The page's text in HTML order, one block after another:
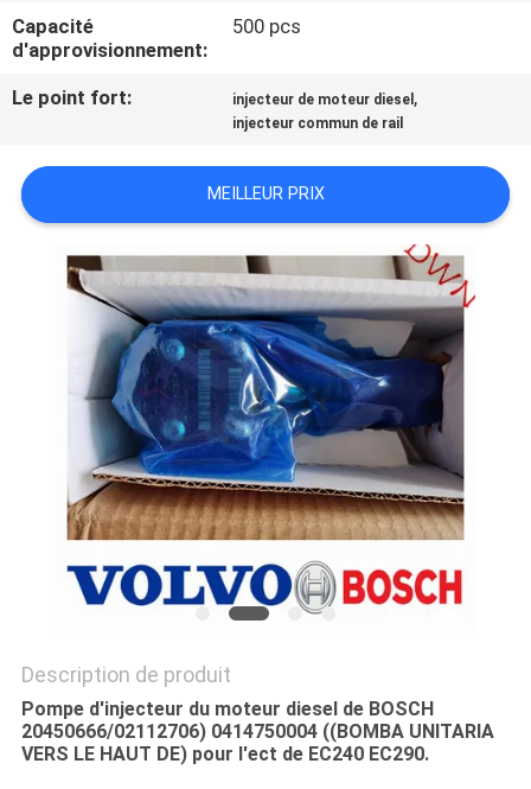
CONTACTEZ-
NOUS
CITATION
PLAN
PRIVACY
POLICY
Capacité
d'approvisionnement:
500 pcs
Le point fort: injecteur de moteur diesel ,
injecteur commun de rail
MEILLEUR PRIX
Description de produit
Pompe d'injecteur du moteur diesel de BOSCH
20450666/02112706) 0414750004 ((BOMBA UNITARIA
VERS LE HAUT DE) pour l'ect de EC240 EC290.